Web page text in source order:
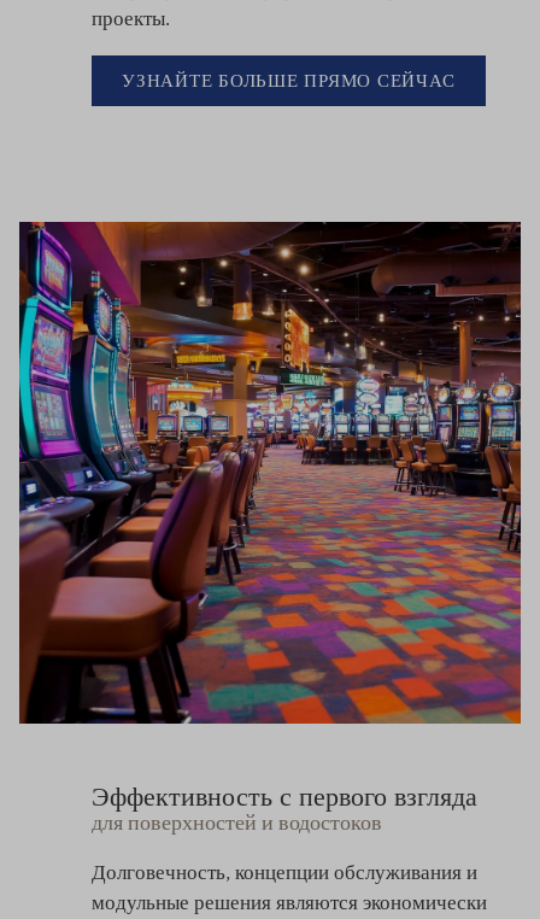
проекты.
УЗНАЙТЕ БОЛЬШЕ ПРЯМО СЕЙЧАС
Эффективность с первого взгляда
для поверхностей и водостоков
Долговечность, концепции обслуживания и
модульные решения являются экономически